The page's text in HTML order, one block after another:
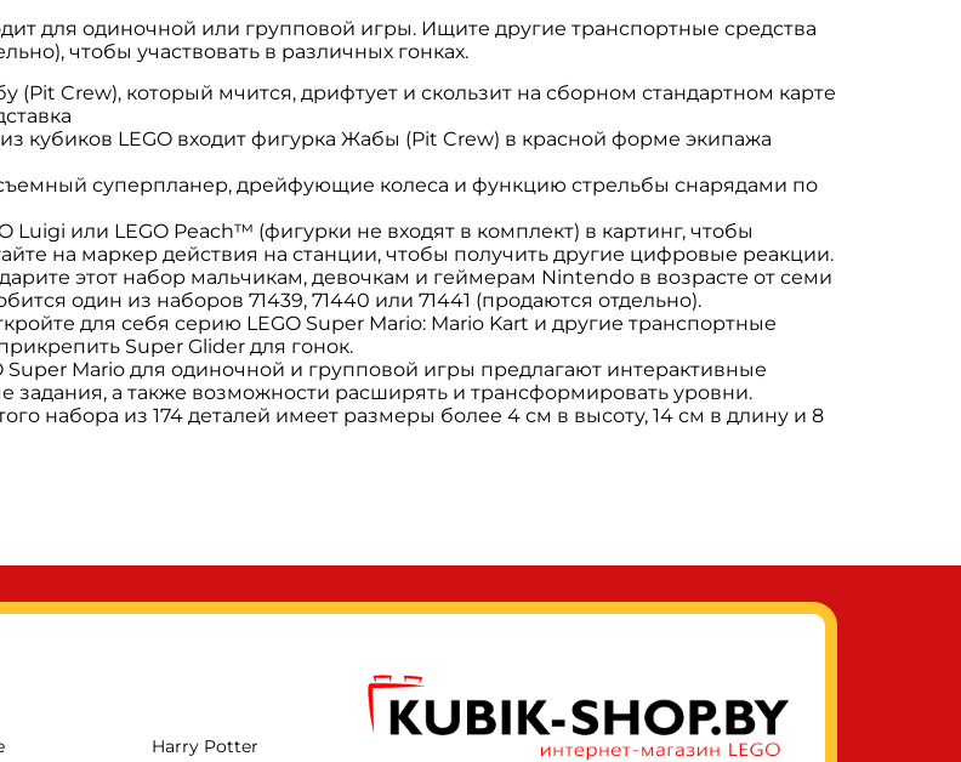
для одиночной или групповой игры. Ищите другие транспортные средства
чтобы участвовать в различных гонках.
Crew), который мчится, дрифтует и скользит на сборном стандартном карте
кубиков LEGO входит фигурка Жабы (Pit Crew) в красной форме экипажа
суперпланер, дрейфующие колеса и функцию стрельбы снарядами по
Luigi или LEGO Peach™ (фигурки не входят в комплект) в картинг, чтобы
на маркер действия на станции, чтобы получить другие цифровые реакции.
этот набор мальчикам, девочкам и геймерам Nintendo в возрасте от семи
один из наборов 71439, 71440 или 71441 (продаются отдельно).
для себя серию LEGO Super Mario: Mario Kart и другие транспортные
Super Glider для гонок.
Mario для одиночной и групповой игры предлагают интерактивные
задания, а также возможности расширять и трансформировать уровни.
набора из 174 деталей имеет размеры более 4 см в высоту, 14 см в длину и 8
Harry Potter